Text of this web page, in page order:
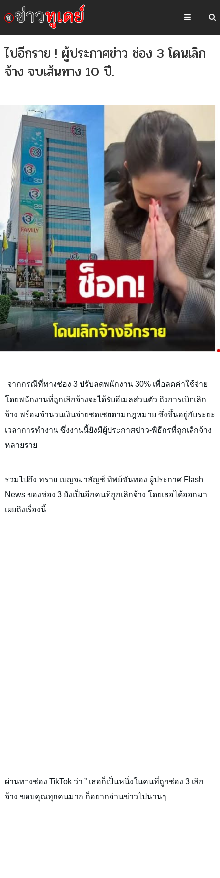
ไปอีกราย ! ผู้ประกาศข่าว ช่อง 3 โดนเลิก
จ้าง จบเส้นทาง 10 ปี.
จากกรณีที่ทางช่อง 3 ปรับลดพนักงาน 30% เพื่อลดค่าใช้จ่าย
โดยพนักงานที่ถูกเลิกจ้างจะได้รับอีเมลส่วนตัว ถึงการเบิกเลิก
จ้าง พร้อมจำนวนเงินจ่ายชดเชยตามกฎหมาย ซึ่งขึ้นอยู่กับระยะ
เวลาการทำงาน ซึ่งงานนี้ยังมีผู้ประกาศข่าว-พิธีกรที่ถูกเลิกจ้าง
หลายราย
รวมไปถึง ทราย เบญจมาลัญช์ ทิพย์ขันทอง ผู้ประกาศ Flash
News ของช่อง 3 ยังเป็นอีกคนที่ถูกเลิกจ้าง โดยเธอได้ออกมา
เผยถึงเรื่องนี้
ผ่านทางช่อง TikTok ว่า ” เธอก็เป็นหนึ่งในคนที่ถูกช่อง 3 เลิก
จ้าง ขอบคุณทุกคนมาก ก็อยากอ่านข่าวไปนานๆ